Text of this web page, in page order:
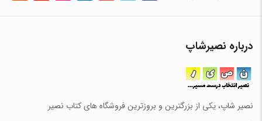
درباره نصیرشاپ
نصیر شاپ، یکی از بزرگترین و بروزترین فروشگاه های کتاب نصیر